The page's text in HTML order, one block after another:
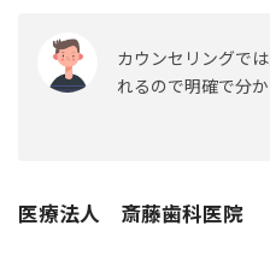
カウンセリングで
れるので明確で分
医療法人 斎藤歯科医院